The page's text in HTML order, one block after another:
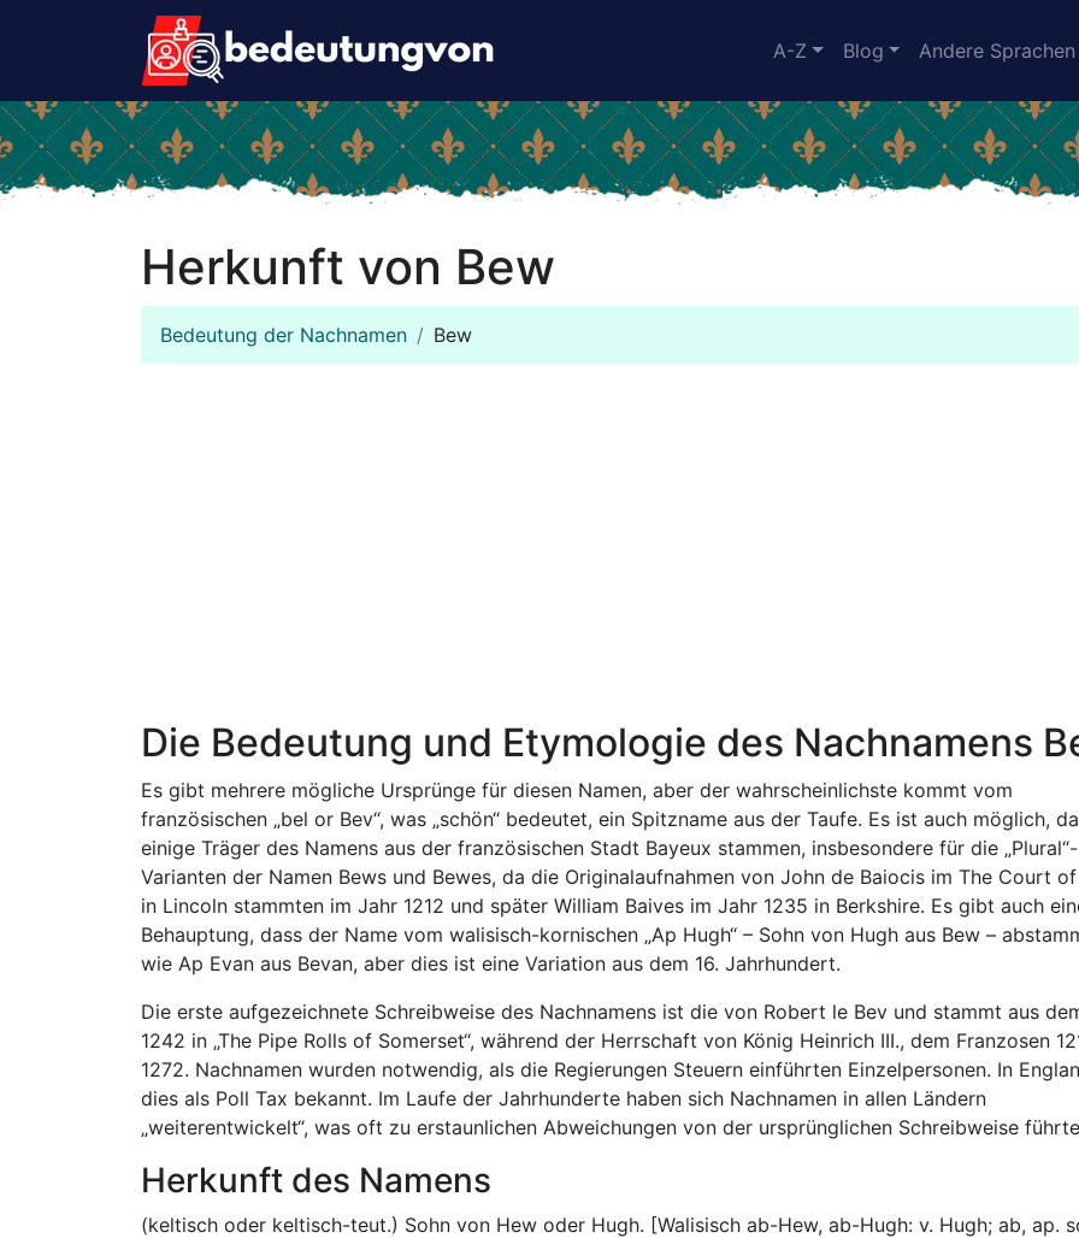
A-Z Blog Andere Sprachen
Herkunft von Bew
Bedeutung der Nachnamen Bew
Die Bedeutung und Etymologie des Nachnamens
Es gibt mehrere mögliche Ursprünge für diesen Namen, aber der wahrscheinlichste kommt vom
französischen „bel or Bev“, was „schön“ bedeutet, ein Spitzname aus der Taufe. Es ist auch möglich,
einige Träger des Namens aus der französischen Stadt Bayeux stammen, insbesondere für die „Plural“-
Varianten der Namen Bews und Bewes, da die Originalaufnahmen von John de Baiocis im The Court
in Lincoln stammten im Jahr 1212 und später William Baives im Jahr 1235 in Berkshire. Es gibt auch
Behauptung, dass der Name vom walisisch-kornischen „Ap Hugh“ – Sohn von Hugh aus Bew –
wie Ap Evan aus Bevan, aber dies ist eine Variation aus dem 16. Jahrhundert.
Die erste aufgezeichnete Schreibweise des Nachnamens ist die von Robert le Bev und stammt aus
1242 in „The Pipe Rolls of Somerset“, während der Herrschaft von König Heinrich III., dem Franzosen
1272. Nachnamen wurden notwendig, als die Regierungen Steuern einführten Einzelpersonen. In
dies als Poll Tax bekannt. Im Laufe der Jahrhunderte haben sich Nachnamen in allen Ländern
„weiterentwickelt“, was oft zu erstaunlichen Abweichungen von der ursprünglichen Schreibweise
Herkunft des Namens
(keltisch oder keltisch-teut.) Sohn von Hew oder Hugh. [Walisisch ab-Hew, ab-Hugh: v. Hugh; ab, ap.